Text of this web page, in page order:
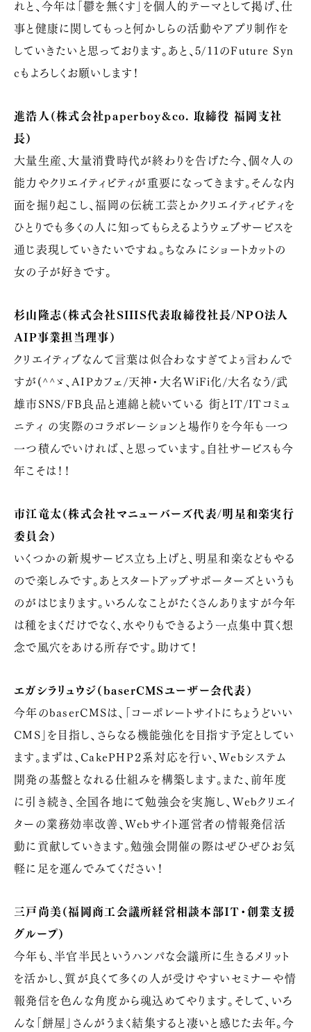
れと、今年は「鬱を無くす」を個人的テーマとして掲げ、仕
事と健康に関してもっと何かしらの活動やアプリ制作を
していきたいと思っております。あと、5/11のFuture Syn
cもよろしくお願いします！
進浩人（株式会社paperboy&co. 取締役 福岡支社
長）
大量生産、大量消費時代が終わりを告げた今、個々人の
能力やクリエイティビティが重要になってきます。そんな内
面を掘り起こし、福岡の伝統工芸とかクリエイティビティを
ひとりでも多くの人に知ってもらえるようウェブサービスを
通じ表現していきたいですね。ちなみにショートカットの
女の子が好きです。
杉山隆志（株式会社SIIIS代表取締役社長/NPO法人
AIP事業担当理事）
クリエイティブなんて言葉は似合わなすぎてよぅ言わんで
すが(^^ゞ、AIPカフェ/天神・大名WiFi化/大名なう/武
雄市SNS/FB良品と連綿と続いている 街とIT/ITコミュ
ニティ の実際のコラボレーションと場作りを今年も一つ
一つ積んでいければ、と思っています。自社サービスも今
年こそは！！
市江竜太（株式会社マニューバーズ代表/明星和楽実行
委員会）
いくつかの新規サービス立ち上げと、明星和楽などもやる
ので楽しみです。あとスタートアップサポーターズというも
のがはじまります。いろんなことがたくさんありますが今年
は種をまくだけでなく、水やりもできるよう一点集中貫く想
念で風穴をあける所存です。助けて！
エガシラリュウジ（baserCMSユーザー会代表）
今年のbaserCMSは、「コーポレートサイトにちょうどいい
CMS」を目指し、さらなる機能強化を目指す予定としてい
ます。まずは、CakePHP２系対応を行い、Webシステム
開発の基盤となれる仕組みを構築します。また、前年度
に引き続き、全国各地にて勉強会を実施し、Webクリエイ
ターの業務効率改善、Webサイト運営者の情報発信活
動に貢献していきます。勉強会開催の際はぜひぜひお気
軽に足を運んでみてください！
三戸尚美（福岡商工会議所経営相談本部ＩＴ・創業支援
グループ）
今年も、半官半民というハンパな会議所に生きるメリット
を活かし、質が良くて多くの人が受けやすいセミナーや情
報発信を色んな角度から魂込めてやります。そして、いろ
んな「餅屋」さんがうまく結集すると凄いと感じた去年。今